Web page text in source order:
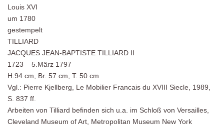
Louis XVI
um 1780
gestempelt
TILLIARD
JACQUES JEAN-BAPTISTE TILLIARD II
1723 – 5.März 1797
H.94 cm, Br. 57 cm, T. 50 cm
Vgl.: Pierre Kjellberg, Le Mobilier Francais du XVIII Siecle, 1989,
S. 837 ff.
Arbeiten von Tilliard befinden sich u.a. im Schloß von Versailles,
Cleveland Museum of Art, Metropolitan Museum New York